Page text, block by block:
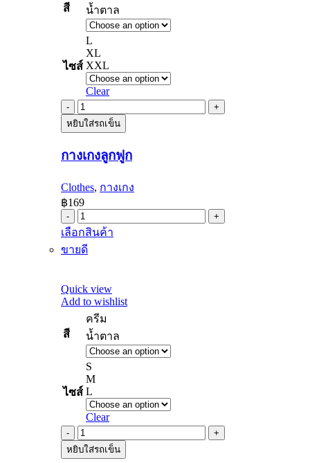
มอล
quantity
may
be
chosen
product
page
สี
น้ำตาล
ไซส์
L
XL
XXL
Clear
กางเกง
ลูกฟูก
หยิบใส่รถเข็น
กางเกงลูกฟูก
Clothes, กางเกง
฿169
กางเกง
ลูกฟูก
quantity
เลือกสินค้า
product
options
chosen
on
ขายดี
Quick view
Add to wishlist
สี
ครีม
น้ำตาล
ไซส์
S
M
L
Clear
Pordeepe
Signature
Soft-
หยิบใส่รถเข็น